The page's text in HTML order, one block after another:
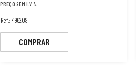
PREÇO SEM I.V.A.
Ref.: 496209
COMPRAR